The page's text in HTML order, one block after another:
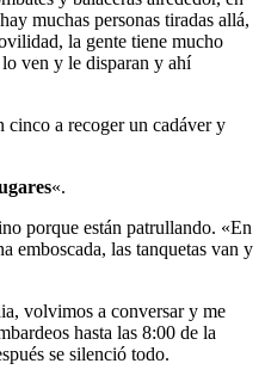
muchas personas tiradas allá,
la gente tiene mucho
ven y le disparan y ahí
cinco a recoger un cadáver y
«.
porque están patrullando. «En
emboscada, las tanquetas van y
volvimos a conversar y me
hasta las 8:00 de la
se silenció todo.